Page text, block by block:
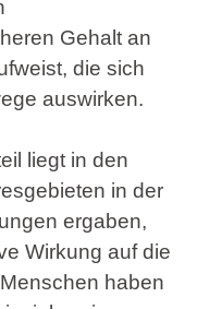
Gehalt an
die sich
auswirken.
liegt in den
in der
ergaben,
Wirkung auf die
haben